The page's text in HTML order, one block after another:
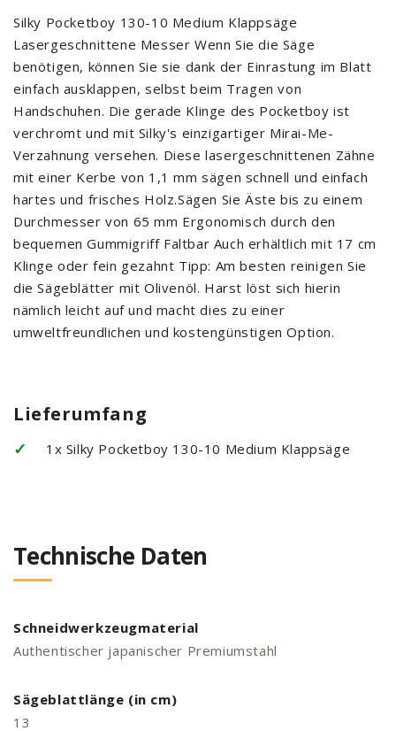
Silky Pocketboy 130-10 Medium Klappsäge
Lasergeschnittene Messer Wenn Sie die Säge
benötigen, können Sie sie dank der Einrastung im Blatt
einfach ausklappen, selbst beim Tragen von
Handschuhen. Die gerade Klinge des Pocketboy ist
verchromt und mit Silky's einzigartiger Mirai-Me-
Verzahnung versehen. Diese lasergeschnittenen Zähne
mit einer Kerbe von 1,1 mm sägen schnell und einfach
hartes und frisches Holz.Sägen Sie Äste bis zu einem
Durchmesser von 65 mm Ergonomisch durch den
bequemen Gummigriff Faltbar Auch erhältlich mit 17 cm
Klinge oder fein gezahnt Tipp: Am besten reinigen Sie
die Sägeblätter mit Olivenöl. Harst löst sich hierin
nämlich leicht auf und macht dies zu einer
umweltfreundlichen und kostengünstigen Option.
Lieferumfang
✓ 1x Silky Pocketboy 130-10 Medium Klappsäge
Technische Daten
Schneidwerkzeugmaterial
Authentischer japanischer Premiumstahl
Sägeblattlänge (in cm)
13